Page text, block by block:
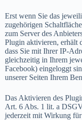
Erst wenn Sie das
zugehörigen
zum Server des
Plugin aktivieren, erhält
dass Sie mit Ihrer IP-
gleichzeitig in Ihrem
Facebook) eingeloggt
unserer Seiten Ihrem
Das Aktivieren des
Art. 6 Abs. 1 lit. a
jederzeit mit Wirkung